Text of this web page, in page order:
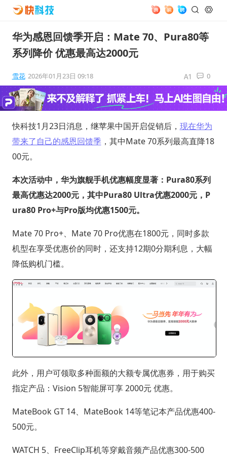
华为感恩回馈季开启：Mate 70、Pura80等
系列降价 优惠最高达2000元
雪花 2026年01月23日 09:18 0
快科技1月23日消息，继苹果中国开启促销后， 现在华为
带来了自己的感恩回馈季，其中Mate 70系列最高直降18
00元。
本次活动中，华为旗舰手机优惠幅度显著：Pura80系列
最高优惠达2000元，其中Pura80 Ultra优惠2000元，P
ura80 Pro+与Pro版均优惠1500元。
Mate 70 Pro+、Mate 70 Pro优惠在1800元，同时多款
机型在享受优惠价的同时，还支持12期0分期利息，大幅
降低购机门槛。
此外，用户可领取多种面额的大额专属优惠券，用于购买
指定产品：Vision 5智能屏可享 2000元 优惠。
MateBook GT 14、MateBook 14等笔记本产品优惠400-
500元。
WATCH 5、FreeClip耳机等穿戴音频产品优惠300-500